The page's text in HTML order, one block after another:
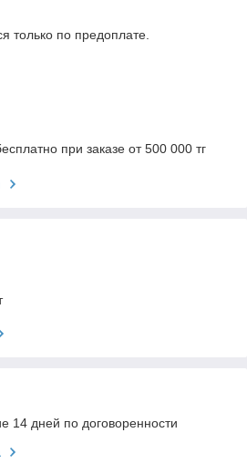
только по предоплате.
при заказе от 500 000 тг
14 дней по договоренности